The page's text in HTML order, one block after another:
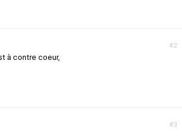
#2
à contre coeur,
#3